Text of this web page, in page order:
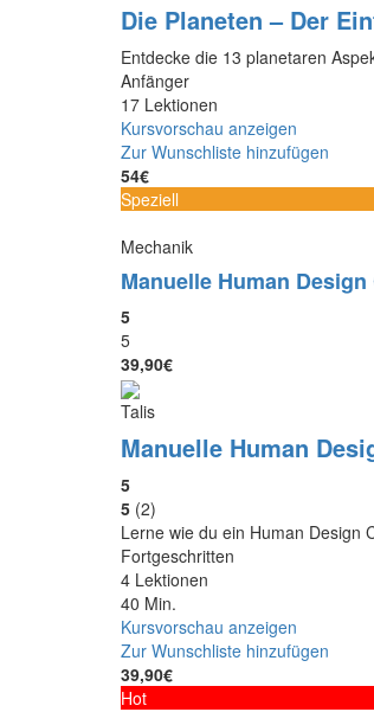
Die Planeten – Der
Entdecke die 13 planetaren
Anfänger
17 Lektionen
Kursvorschau anzeigen
Zur Wunschliste hinzufügen
54€
Speziell
Mechanik
Manuelle Human
5
5
39,90€
Talis
Manuelle Human
5
5 (2)
Lerne wie du ein Human Design
Fortgeschritten
4 Lektionen
40 Min.
Kursvorschau anzeigen
Zur Wunschliste hinzufügen
39,90€
Hot